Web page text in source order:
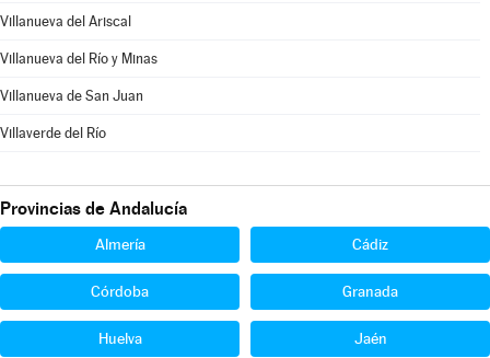
Villanueva del Ariscal
Villanueva del Río y Minas
Villanueva de San Juan
Villaverde del Río
Provincias de Andalucía
Almería Cádiz
Córdoba Granada
Huelva Jaén